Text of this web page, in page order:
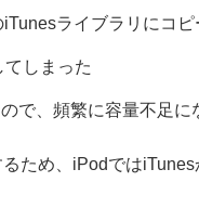
ライブラリにコピ
しまった
で、頻繁に容量不足に
ため、iPodでは